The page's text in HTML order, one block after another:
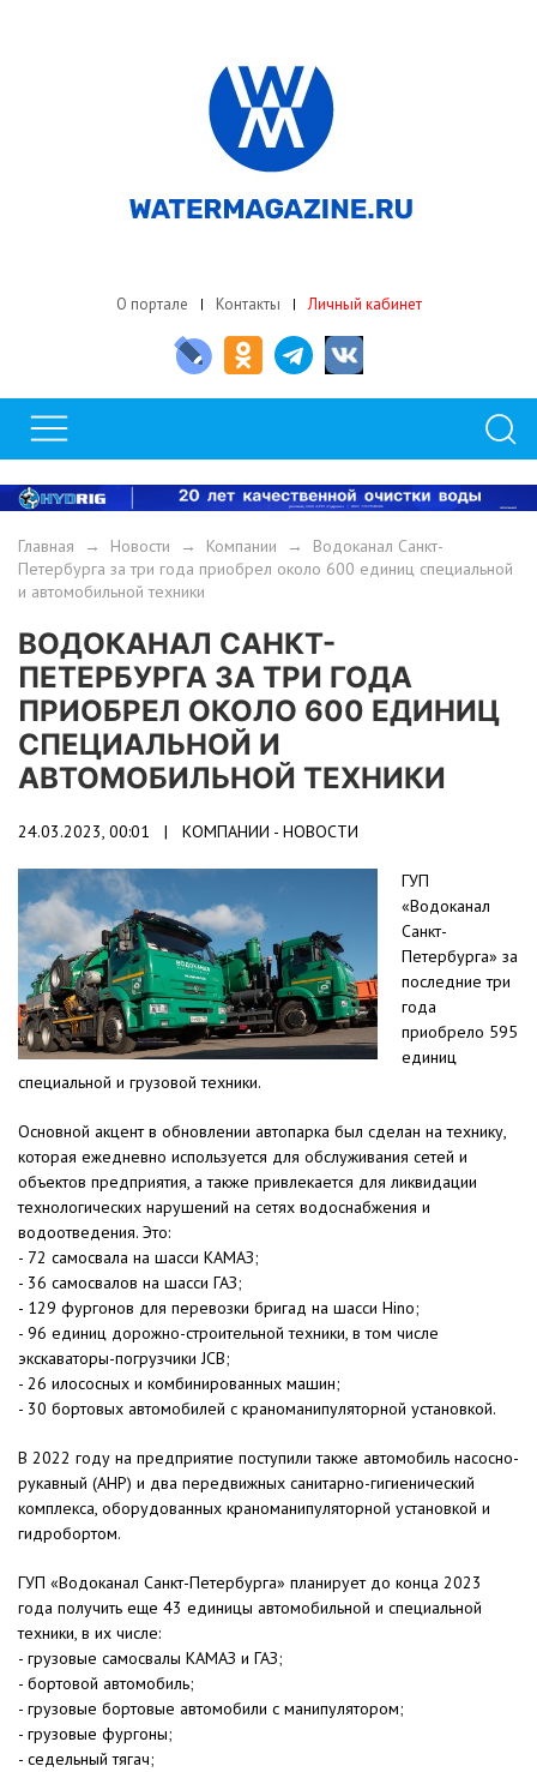
О портале Контакты Личный кабинет
Главная → Новости → Компании → Водоканал Санкт-
Петербурга за три года приобрел около 600 единиц специальной
и автомобильной техники
ВОДОКАНАЛ САНКТ-
ПЕТЕРБУРГА ЗА ТРИ ГОДА
ПРИОБРЕЛ ОКОЛО 600 ЕДИНИЦ
СПЕЦИАЛЬНОЙ И
АВТОМОБИЛЬНОЙ ТЕХНИКИ
24.03.2023, 00:01 | КОМПАНИИ - НОВОСТИ
ГУП
«Водоканал
Санкт-
Петербурга» за
последние три
года
приобрело 595
единиц
специальной и грузовой техники.
Основной акцент в обновлении автопарка был сделан на технику,
которая ежедневно используется для обслуживания сетей и
объектов предприятия, а также привлекается для ликвидации
технологических нарушений на сетях водоснабжения и
водоотведения. Это:
- 72 самосвала на шасси КАМАЗ;
- 36 самосвалов на шасси ГАЗ;
- 129 фургонов для перевозки бригад на шасси Hino;
- 96 единиц дорожно-строительной техники, в том числе
экскаваторы-погрузчики JCB;
- 26 илососных и комбинированных машин;
- 30 бортовых автомобилей с краноманипуляторной установкой.
В 2022 году на предприятие поступили также автомобиль насосно-
рукавный (АНР) и два передвижных санитарно-гигиенический
комплекса, оборудованных краноманипуляторной установкой и
гидробортом.
ГУП «Водоканал Санкт-Петербурга» планирует до конца 2023
года получить еще 43 единицы автомобильной и специальной
техники, в их числе:
- грузовые самосвалы КАМАЗ и ГАЗ;
- бортовой автомобиль;
- грузовые бортовые автомобили с манипулятором;
- грузовые фургоны;
- седельный тягач;